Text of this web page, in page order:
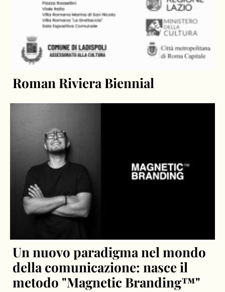
Roman Riviera Biennial
Un nuovo paradigma nel mondo
della comunicazione: nasce il
metodo "Magnetic Branding™"